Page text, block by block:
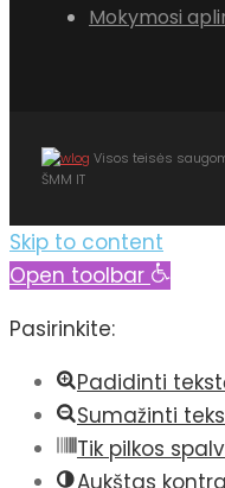
Mokymosi
Visos teisės
ŠMM IT
Skip to content
Open toolbar
Pasirinkite:
Padidinti
Sumažinti
Tik pilkos
Aukštas